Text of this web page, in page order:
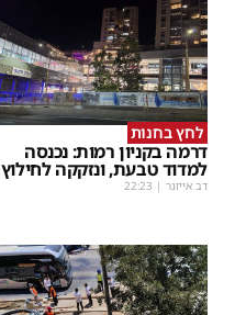
לחץ בחנות
דרמה בקניון רמות: נכנסה
למדוד טבעת, ונזקקה לחילוץ
דב אייזנר |
22:23